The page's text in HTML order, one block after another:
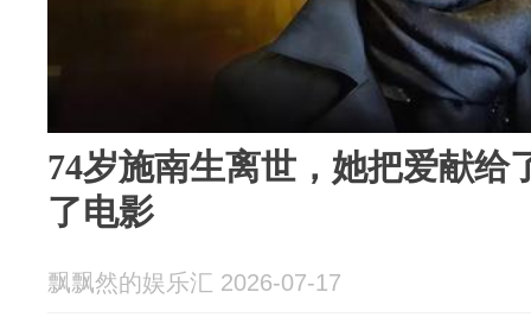
74岁施南生离世，她把爱献给
了电影
飘飘然的娱乐汇 2026-07-17